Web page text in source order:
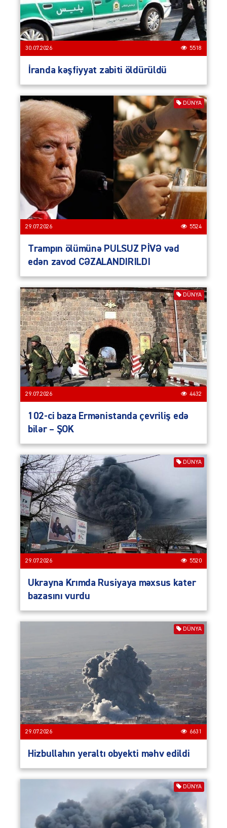
30.07.2026 5518
İranda kəşfiyyat zabiti öldürüldü
DÜNYA
29.07.2026 5524
Trampın ölümünə PULSUZ PİVƏ vəd
edən zavod CƏZALANDIRILDI
DÜNYA
29.07.2026 4432
102-ci baza Ermənistanda çevriliş edə
bilər – ŞOK
DÜNYA
29.07.2026 5520
Ukrayna Krımda Rusiyaya məxsus kater
bazasını vurdu
DÜNYA
29.07.2026 6631
Hizbullahın yeraltı obyekti məhv edildi
DÜNYA